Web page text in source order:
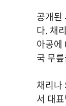
공개된
다. 채
아공에
국 무
채리나
서 대